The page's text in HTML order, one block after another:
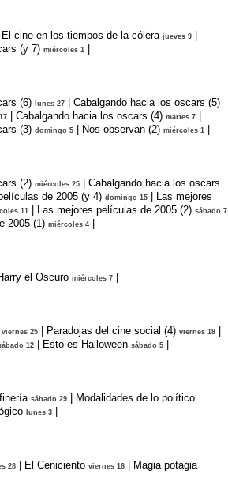
El cine en los tiempos de la cólera jueves 9
(y 7) miércoles 1
(6) lunes 27 Cabalgando hacia los oscars (5)
Cabalgando hacia los oscars (4) martes 7
(3) domingo 5 Nos observan (2) miércoles 1
(2) miércoles 25
Cabalgando hacia los oscars
de 2005 (y 4) domingo 15
Las mejores
11 Las mejores películas de 2005 (2) sábado 7
2005 (1) miércoles 4
el Oscuro miércoles 7
viernes 25 Paradojas del cine social (4) viernes 18
12 Esto es Halloween sábado 5
sábado 29 Modalidades de lo político
lunes 3
28 El Ceniciento viernes 16 Magia potagia